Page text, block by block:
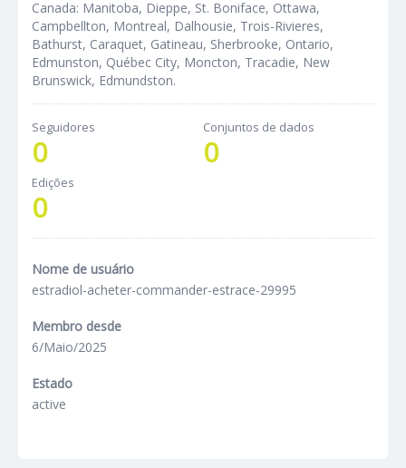
Canada: Manitoba, Dieppe, St. Boniface, Ottawa,
Campbellton, Montreal, Dalhousie, Trois-Rivieres,
Bathurst, Caraquet, Gatineau, Sherbrooke, Ontario,
Edmunston, Québec City, Moncton, Tracadie, New
Brunswick, Edmundston.
Seguidores
0
Conjuntos de dados
0
Edições
0
Nome de usuário
estradiol-acheter-commander-estrace-29995
Membro desde
6/Maio/2025
Estado
active